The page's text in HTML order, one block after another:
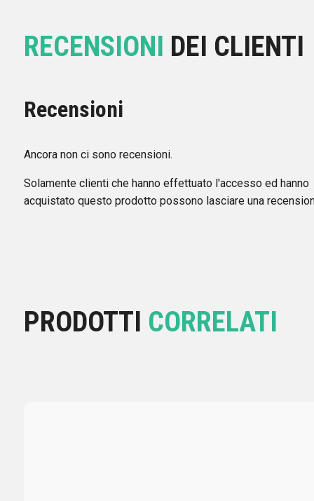
RECENSIONI DEI CLIENTI
Recensioni
Ancora non ci sono recensioni.
Solamente clienti che hanno effettuato l'accesso ed hanno
acquistato questo prodotto possono lasciare una
PRODOTTI CORRELATI